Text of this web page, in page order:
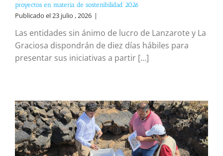
proyectos en materia de sostenibilidad 2026
Publicado el 23 julio , 2026 |
Las entidades sin ánimo de lucro de Lanzarote y La
Graciosa dispondrán de diez días hábiles para
presentar sus iniciativas a partir [...]